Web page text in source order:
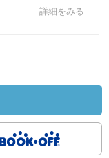
詳細をみる